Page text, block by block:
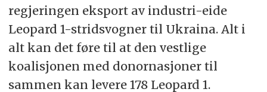
regjeringen eksport av industri-eide
Leopard 1-stridsvogner til Ukraina. Alt i
alt kan det føre til at den vestlige
koalisjonen med donornasjoner til
sammen kan levere 178 Leopard 1.